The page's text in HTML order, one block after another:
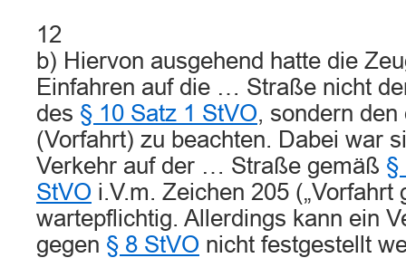
12
b) Hiervon ausgehend hatte die
Einfahren auf die … Straße nicht
des § 10 Satz 1 StVO, sondern
(Vorfahrt) zu beachten. Dabei war
Verkehr auf der … Straße gemäß §
StVO i.V.m. Zeichen 205 („Vorfahrt
wartepflichtig. Allerdings kann ein
gegen § 8 StVO nicht festgestellt